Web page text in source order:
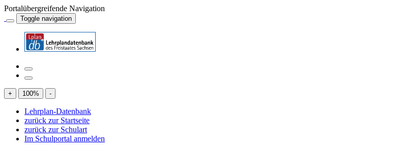
Portalübergreifende Navigation
Toggle navigation
+ 100% -
Lehrplan-Datenbank
zurück zur Startseite
zurück zur Schulart
Im Schulportal anmelden